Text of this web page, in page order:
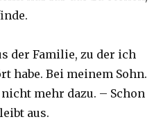
der Familie, zu der ich
habe. Bei meinem Sohn.
mehr dazu. – Schon
aus.